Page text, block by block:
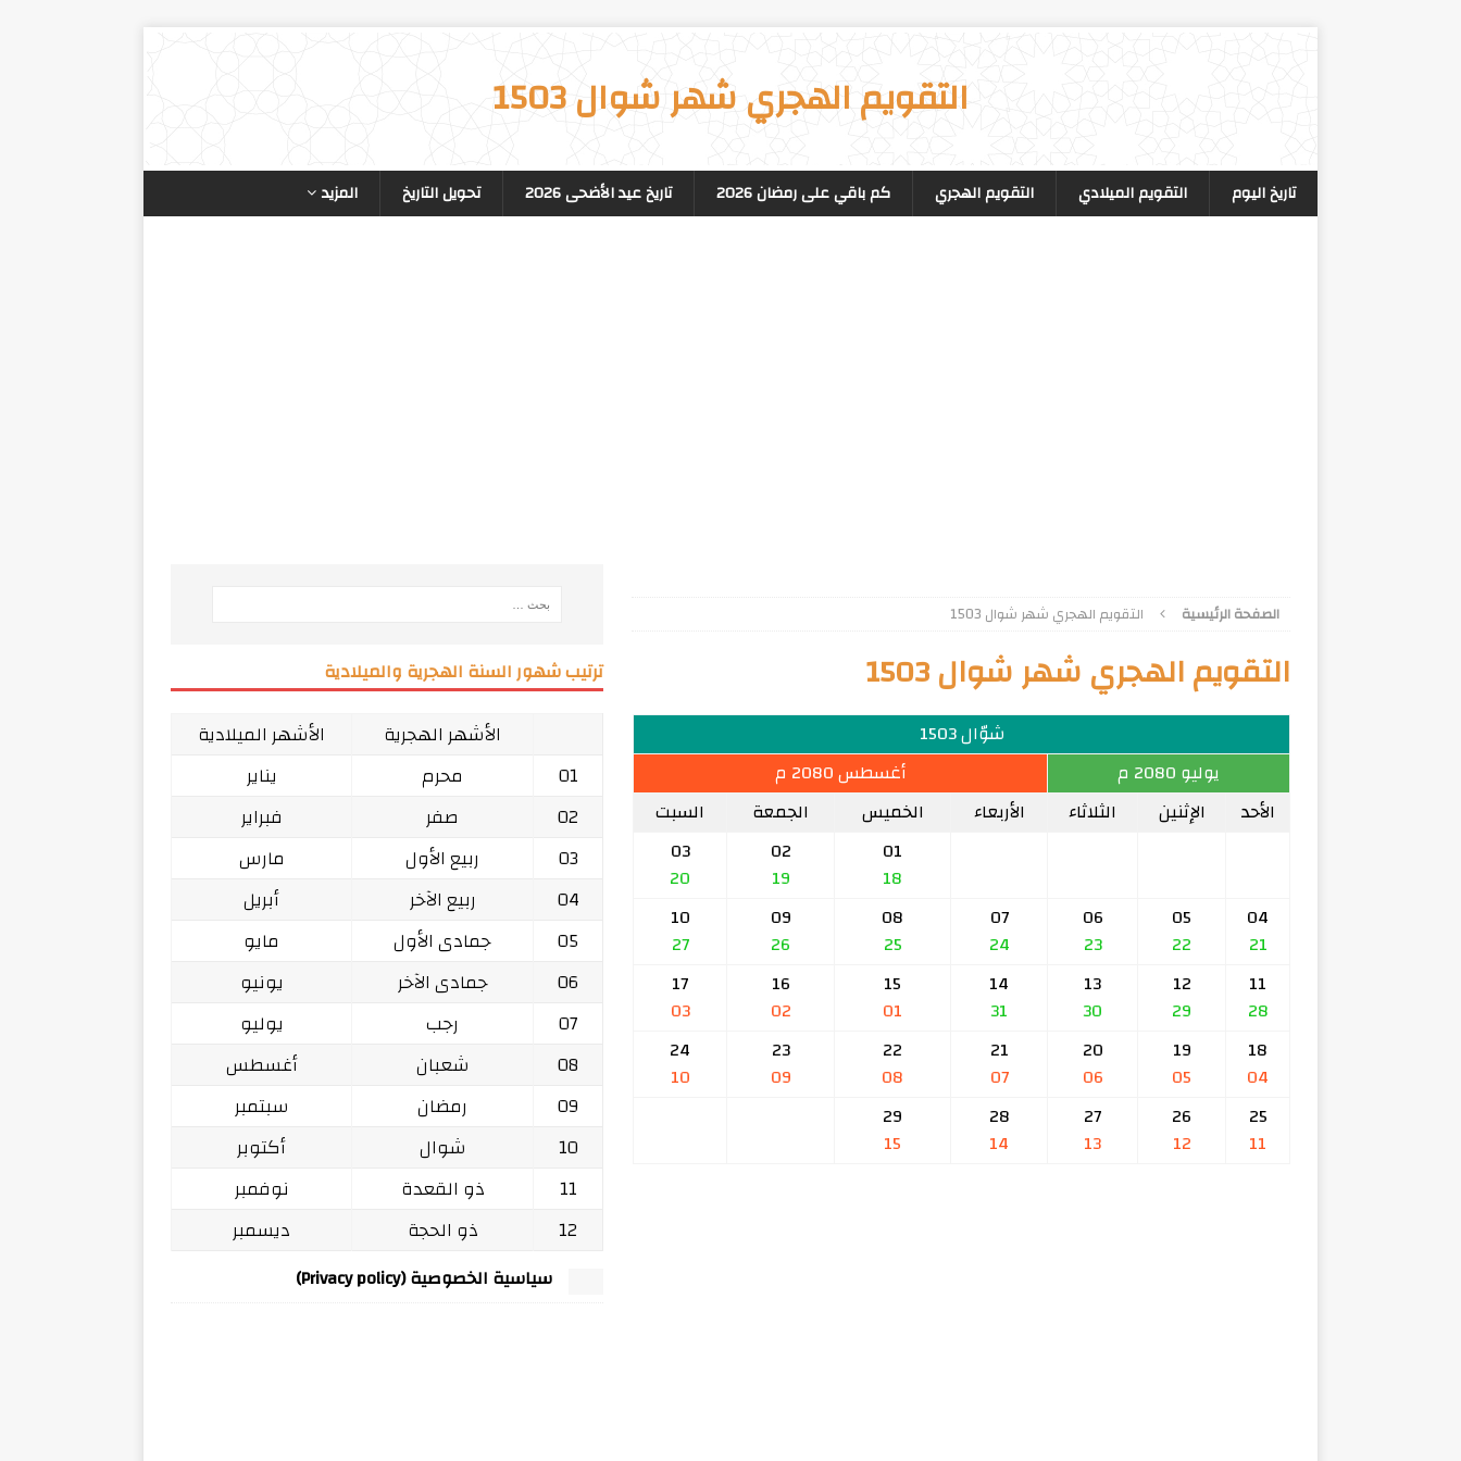
التقويم الهجري شهر شوال 1503
تاريخ اليوم التقويم الميلادي التقويم الهجري كم باقي على رمضان 2026 تاريخ عيد الأضحى 2026 تحويل التاريخ المزيد
الصفحة الرئيسية التقويم الهجري شهر شوال 1503
التقويم الهجري شهر شوال 1503
شوّال 1503
يوليو 2080 م
أغسطس 2080 م
الأحد
الإثنين الثلاثاء الأربعاء الخميس الجمعة
السبت
01
18
02
19
03
20
04
21
05
22
06
23
07
24
08
25
09
26
10
27
11
28
12
29
13
30
14
31
15
01
16
02
17
03
18
04
19
05
20
06
21
07
22
08
23
09
24
10
25
11
26
12
27
13
28
14
29
15
ترتيب شهور السنة الهجرية والميلادية
الأشهر الهجرية
الأشهر الميلادية
01
محرم
يناير
02
صفر
فبراير
03
ربيع الأول
مارس
04
ربيع الآخر
أبريل
05
جمادى الأول
مايو
06
جمادى الآخر
يونيو
07
رجب
يوليو
08
شعبان
أغسطس
09
رمضان
سبتمبر
10
شوال
أكتوبر
11
ذو القعدة
نوفمبر
12
ذو الحجة ديسمبر
سياسية الخصوصية (Privacy policy)